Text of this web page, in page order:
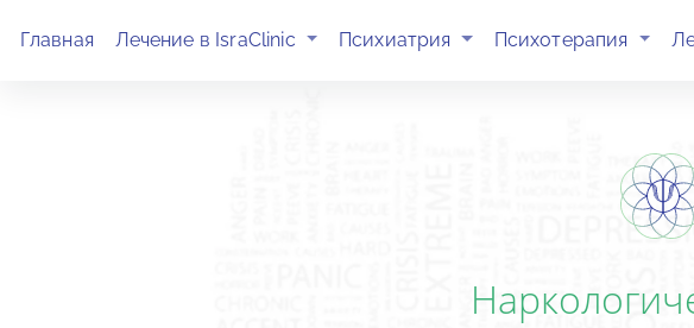
Главная Лечение в IsraClinic (current)Психиатрия (current)Психотерапия